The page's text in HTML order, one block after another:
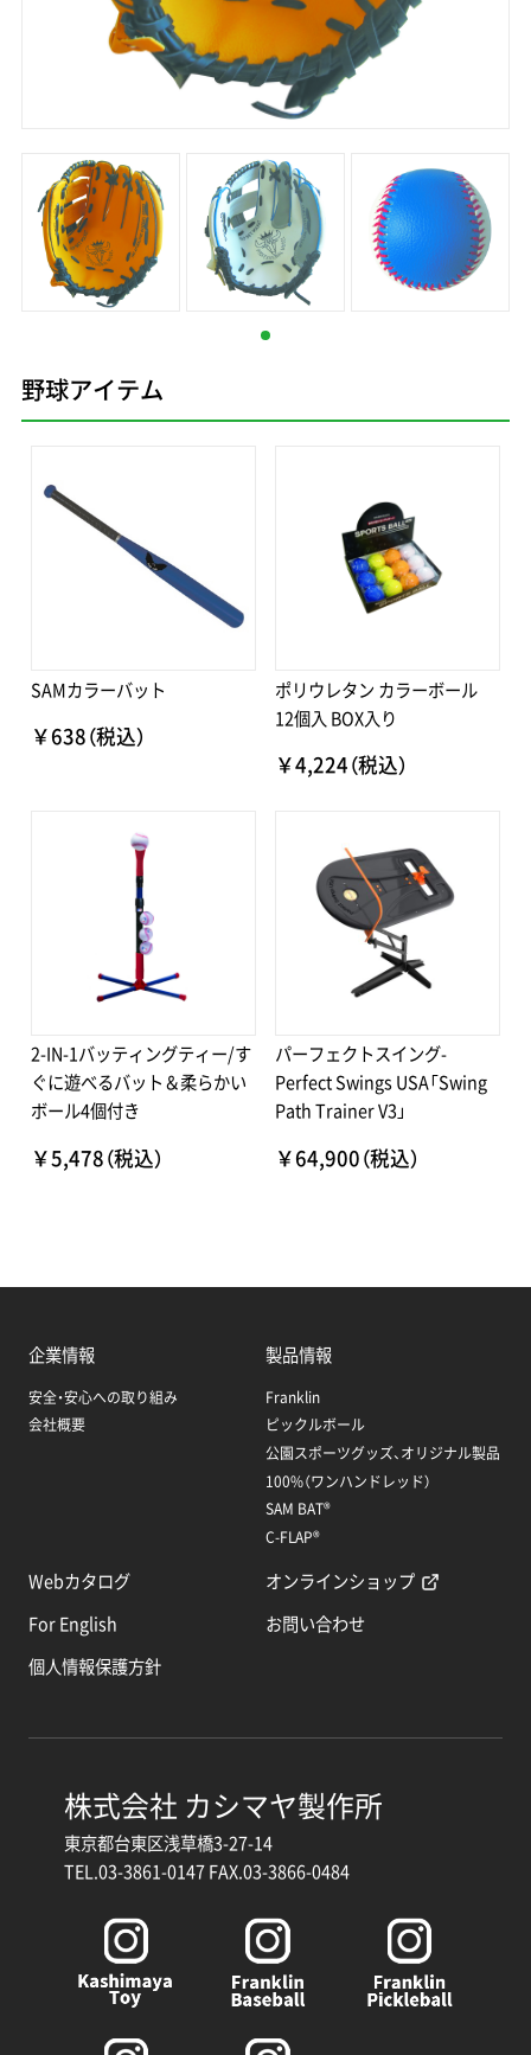
野球アイテム
SAMカラーバット
￥638（税込）
ポリウレタン カラーボール
12個入 BOX入り
￥4,224（税込）
2-IN-1バッティングティー/す
ぐに遊べるバット＆柔らかい
ボール4個付き
￥5,478（税込）
パーフェクトスイング-
Perfect Swings USA「Swing
Path Trainer V3」
￥64,900（税込）
株式会社 カシマヤ製作所
東京都台東区浅草橋3-27-14
TEL.03-3861-0147 FAX.03-3866-0484
企業情報
安全・安心への取り組み
会社概要
製品情報
Franklin
ピックルボール
公園スポーツグッズ、オリジナル製品
100%（ワンハンドレッド）
SAM BAT®
C-FLAP®
Webカタログ
オンラインショップ
For English
お問い合わせ
個人情報保護方針